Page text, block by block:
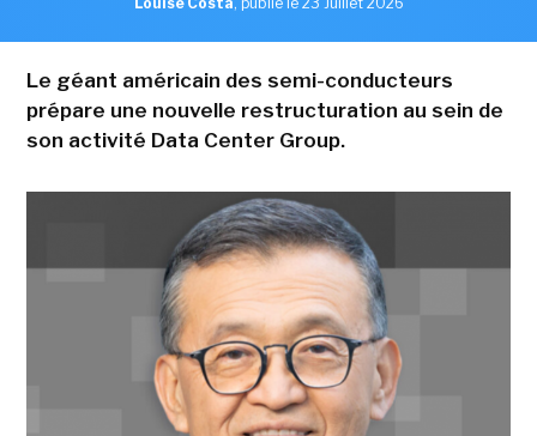
Le géant américain des semi-conducteurs
prépare une nouvelle restructuration au sein de
son activité Data Center Group.